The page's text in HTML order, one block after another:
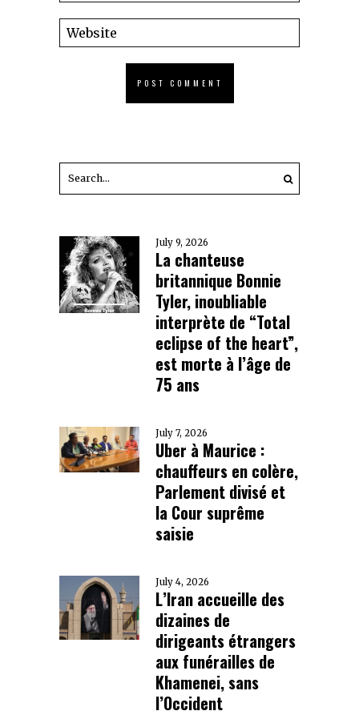
July 9, 2026
La chanteuse
britannique Bonnie
Tyler, inoubliable
interprète de “Total
eclipse of the heart”,
est morte à l’âge de
75 ans
July 7, 2026
Uber à Maurice :
chauffeurs en colère,
Parlement divisé et
la Cour suprême
saisie
July 4, 2026
L’Iran accueille des
dizaines de
dirigeants étrangers
aux funérailles de
Khamenei, sans
l’Occident